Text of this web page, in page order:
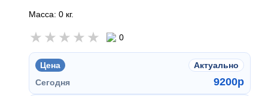
Масса: 0 кг.
0
Цена
Актуально
Сегодня
9200p